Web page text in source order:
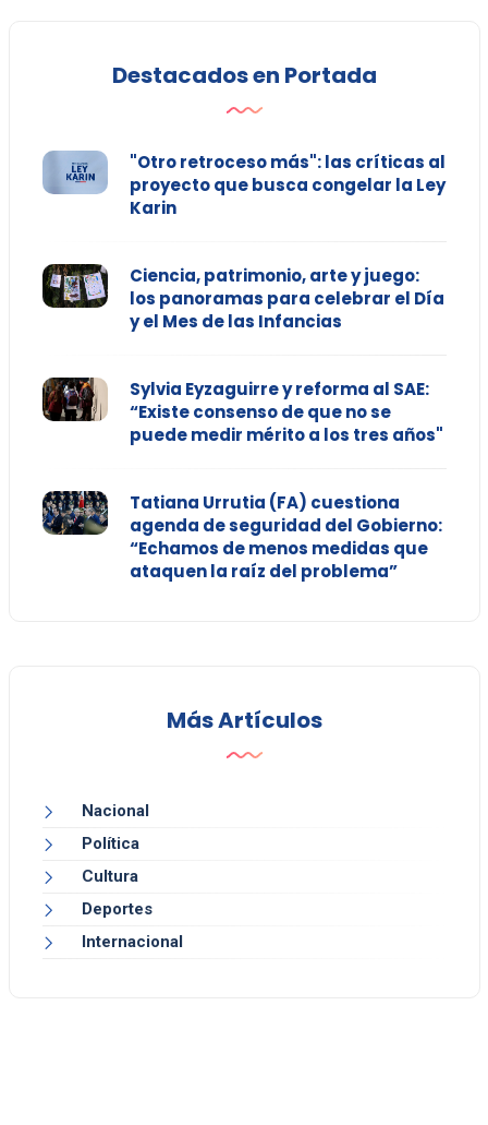
Destacados en Portada
"Otro retroceso más": las críticas al
proyecto que busca congelar la Ley
Karin
Ciencia, patrimonio, arte y juego:
los panoramas para celebrar el Día
y el Mes de las Infancias
Sylvia Eyzaguirre y reforma al SAE:
“Existe consenso de que no se
puede medir mérito a los tres años"
Tatiana Urrutia (FA) cuestiona
agenda de seguridad del Gobierno:
“Echamos de menos medidas que
ataquen la raíz del problema”
Más Artículos
Nacional
Política
Cultura
Deportes
Internacional